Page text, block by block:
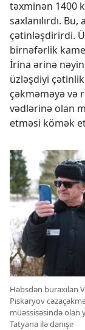
təxminən 1400
saxlanılırdı.
çətinləşdirirdi.
birnəfərlik
İrina ərinə
üzləşdiyi
çəkməməyə və
vədlərinə olan
etməsi kömək
Həbsdən buraxılan
Piskaryov
müəssisəsində olan
Tatyana ilə danışır